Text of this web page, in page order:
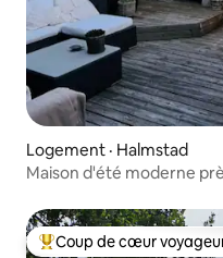
Logement · Halmstad
Maison d'été moderne
Coup de cœur voyageurs
Coup de cœur